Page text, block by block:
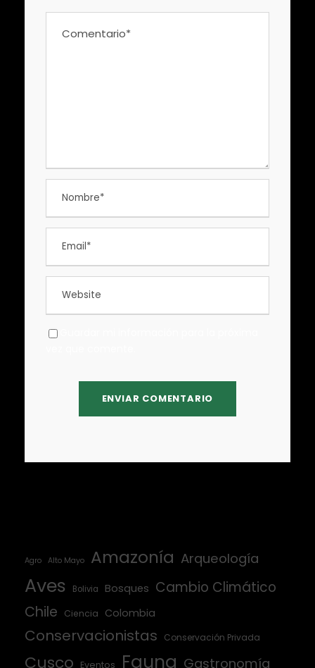
Agro Alto Mayo Amazonía Arqueología
Aves Bolivia Bosques Cambio Climático
Chile
Ciencia Colombia
Conservacionistas Conservación Privada
Cusco Eventos Fauna Gastronomía